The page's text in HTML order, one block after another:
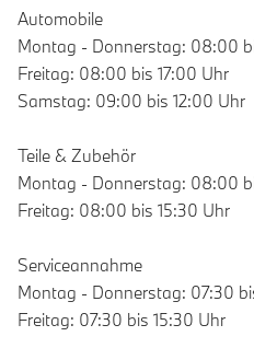
Automobile
Montag - Donnerstag: 08:00
Freitag: 08:00 bis 17:00 Uhr
Samstag: 09:00 bis 12:00 Uhr
Teile & Zubehör
Montag - Donnerstag: 08:00
Freitag: 08:00 bis 15:30 Uhr
Serviceannahme
Montag - Donnerstag: 07:30
Freitag: 07:30 bis 15:30 Uhr